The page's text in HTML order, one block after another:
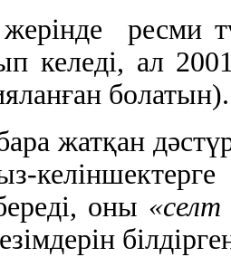
жерінде ресми
келеді, ал
болатын).
жатқан
оны «селт